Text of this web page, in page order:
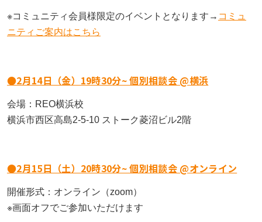
セミナー
相談会
活動報告
AIあべ不登校相談室
閉じる
※コミュニティ会員様限定のイベントとなります→ コミュ
ニティご案内はこちら
●2月14日（金）19時30分~ 個別相談会 @横浜
会場：REO横浜校
横浜市西区高島2-5-10 ストーク菱沼ビル2階
●2月15日（土）20時30分~ 個別相談会 @オンライン
開催形式：オンライン（zoom）
※画面オフでご参加いただけます
ても会話のTPOを忘れないこと
もっと見る
【東京都版】不登校のための高校受験ガイド｜フリ
ー入試・チャレンジスクール・通信制
編】
もっと見る
「なぜ」の位置を変えると、不登校の見え方が変わ
る
年間。ここにいれば大丈夫だと思える場所です
もっと見る